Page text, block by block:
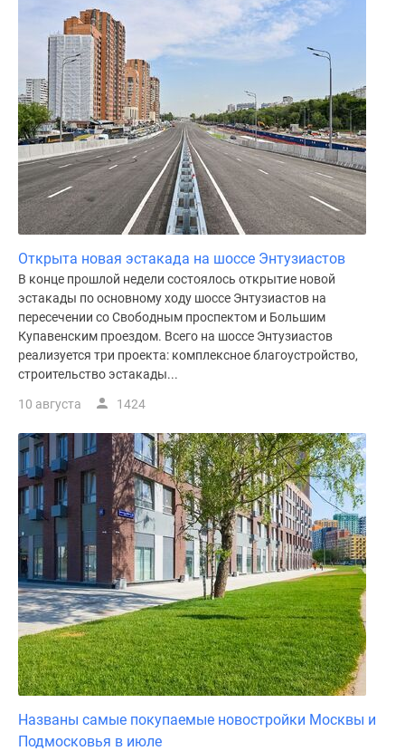
коттеджи
Коттеджные
поселки
Новой
Москве
Готовые
коттеджные
поселки
Строящиеся
коттеджные
поселки
Коттеджные
поселки
лесу
Коттеджные
водоема
Коттеджные
поселки
ипотеку
Бизнес-
центры
Коттеджи
Скидки
акции
Открыта новая эстакада на шоссе Энтузиастов
В конце прошлой недели состоялось открытие новой
эстакады по основному ходу шоссе Энтузиастов на
пересечении со Свободным проспектом и Большим
Купавенским проездом. Всего на шоссе Энтузиастов
реализуется три проекта: комплексное благоустройство,
строительство эстакады...
10 августа 1424
Названы самые покупаемые новостройки Москвы и
Подмосковья в июле